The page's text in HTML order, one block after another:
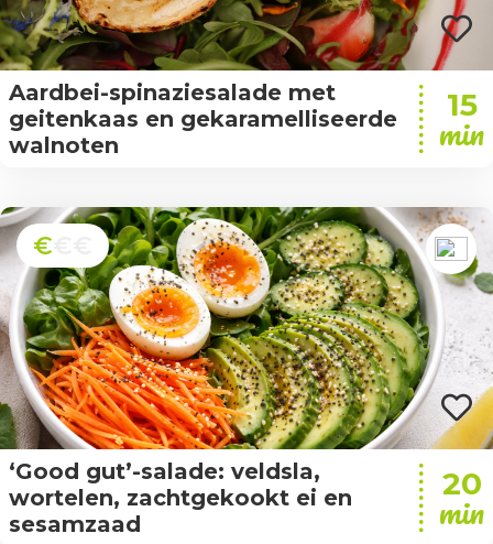
Aardbei-spinaziesalade met
geitenkaas en gekaramelliseerde
walnoten
15
min
€
‘Good gut’-salade: veldsla,
wortelen, zachtgekookt ei en
sesamzaad
20
min